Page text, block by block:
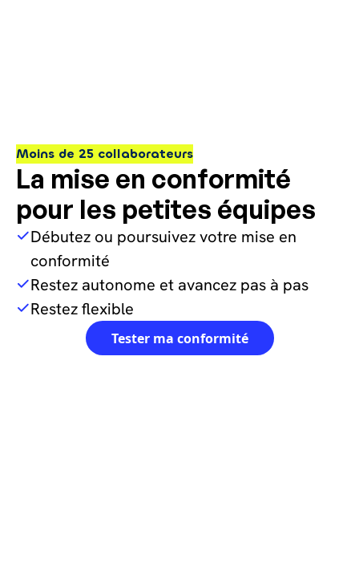
Moins de 25 collaborateurs
La mise en conformité
pour les petites équipes
Débutez ou poursuivez votre mise en
conformité
Restez autonome et avancez pas à pas
Restez flexible
Tester ma conformité